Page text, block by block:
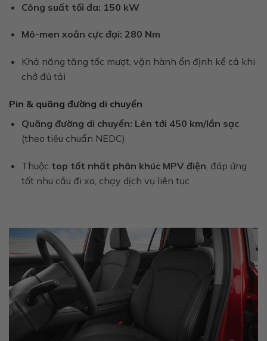
Công suất tối đa: 150 kW
Mô-men xoắn cực đại: 280 Nm
Khả năng tăng tốc mượt, vận hành ổn định kể cả khi
chở đủ tải
Pin & quãng đường di chuyển
Quãng đường di chuyển: Lên tới 450 km/lần sạc
(theo tiêu chuẩn NEDC)
Thuộc top tốt nhất phân khúc MPV điện , đáp ứng
tốt nhu cầu đi xa, chạy dịch vụ liên tục